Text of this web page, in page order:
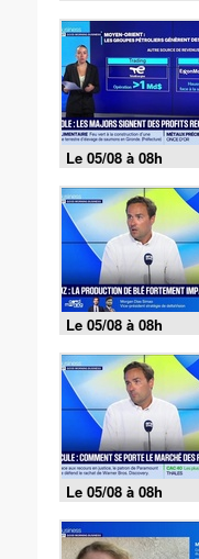
Le 05/08 à 08h
Le 05/08 à 08h
Le 05/08 à 08h